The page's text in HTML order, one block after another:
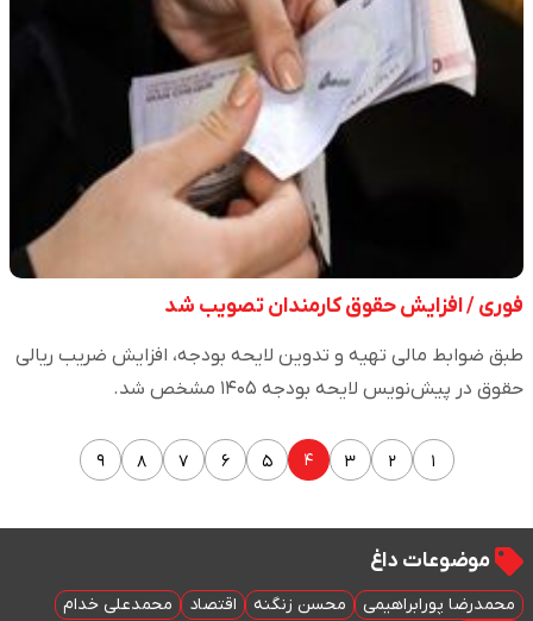
فوری / افزایش حقوق کارمندان تصویب شد
طبق ضوابط مالی تهیه و تدوین لایحه بودجه، افزایش ضریب ریالی
حقوق در پیش‌نویس لایحه بودجه ۱۴۰۵ مشخص شد.
۱ ۲ ۳ ۴ ۵ ۶ ۷ ۸ ۹
موضوعات داغ
محمدرضا پورابراهیمی محسن زنگنه اقتصاد محمدعلی خدام